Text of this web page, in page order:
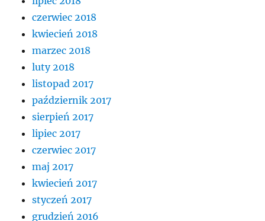
czerwiec 2018
kwiecień 2018
marzec 2018
luty 2018
listopad 2017
październik 2017
sierpień 2017
lipiec 2017
czerwiec 2017
maj 2017
kwiecień 2017
styczeń 2017
grudzień 2016